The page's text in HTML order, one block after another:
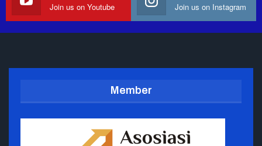
Join us on Youtube Join us on Instagram
Member